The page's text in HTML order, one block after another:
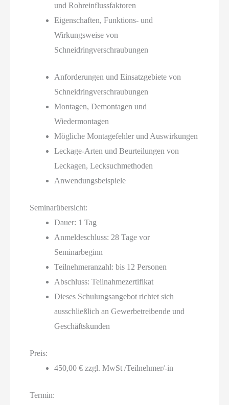
und Rohreinflussfaktoren
Eigenschaften, Funktions- und
Wirkungsweise von
Schneidringverschraubungen
Anforderungen und Einsatzgebiete von
Schneidringverschraubungen
Montagen, Demontagen und
Wiedermontagen
Mögliche Montagefehler und Auswirkungen
Leckage-Arten und Beurteilungen von
Leckagen, Lecksuchmethoden
Anwendungsbeispiele
Seminarübersicht:
Dauer: 1 Tag
Anmeldeschluss: 28 Tage vor
Seminarbeginn
Teilnehmeranzahl: bis 12 Personen
Abschluss: Teilnahmezertifikat
Dieses Schulungsangebot richtet sich
ausschließlich an Gewerbetreibende und
Geschäftskunden
Preis:
450,00 € zzgl. MwSt /Teilnehmer/-in
Termin: